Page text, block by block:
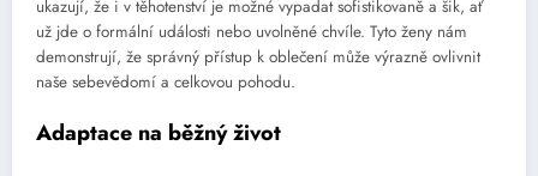
ukazují, že i v těhotenství je možné vypadat sofistikovaně a šik, ať
už jde o formální události nebo uvolněné chvíle. Tyto ženy nám
demonstrují, že správný přístup k oblečení může výrazně ovlivnit
naše sebevědomí a celkovou pohodu.
Adaptace na běžný život